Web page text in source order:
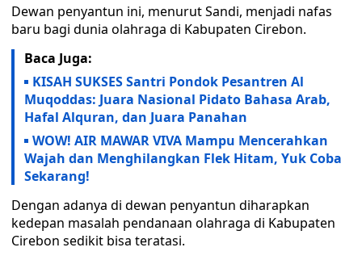
Dewan penyantun ini, menurut Sandi, menjadi nafas
baru bagi dunia olahraga di Kabupaten Cirebon.
Baca Juga:
KISAH SUKSES Santri Pondok Pesantren Al
Muqoddas: Juara Nasional Pidato Bahasa Arab,
Hafal Alquran, dan Juara Panahan
WOW! AIR MAWAR VIVA Mampu Mencerahkan
Wajah dan Menghilangkan Flek Hitam, Yuk Coba
Sekarang!
Dengan adanya di dewan penyantun diharapkan
kedepan masalah pendanaan olahraga di Kabupaten
Cirebon sedikit bisa teratasi.